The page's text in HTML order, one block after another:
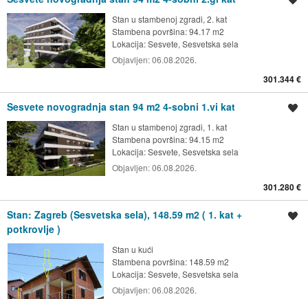
Stan u stambenoj zgradi, 2. kat
Stambena površina: 94.17 m2
Lokacija:Sesvete, Sesvetska sela
Objavljen:06.08.2026.
301.344 €
Sesvete novogradnja stan 94 m2 4-sobni 1.vi kat
Stan u stambenoj zgradi, 1. kat
Stambena površina: 94.15 m2
Lokacija:Sesvete, Sesvetska sela
Objavljen:06.08.2026.
301.280 €
Stan: Zagreb (Sesvetska sela), 148.59 m2 ( 1. kat +
potkrovlje )
Stan u kući
Stambena površina: 148.59 m2
Lokacija:Sesvete, Sesvetska sela
Objavljen:06.08.2026.